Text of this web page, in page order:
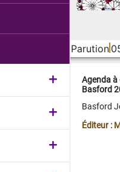
Parution
Agenda
Basford
Basford
Éditeur :